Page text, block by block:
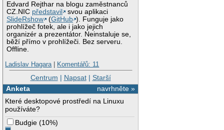
Edvard Rejthar na blogu zaměstnanců
CZ.NIC představil
svou aplikaci
SlideRshow
(GitHub ). Funguje jako
prohlížeč fotek, ale i jako jejich
organizér a prezentátor. Neinstaluje se,
běží přímo v prohlížeči. Bez serveru.
Offline.
Ladislav Hagara| Komentářů: 11
Centrum | Napsat| Starší
navrhněte »
Anketa
Které desktopové prostředí na Linuxu
používáte?
Budgie (10%)